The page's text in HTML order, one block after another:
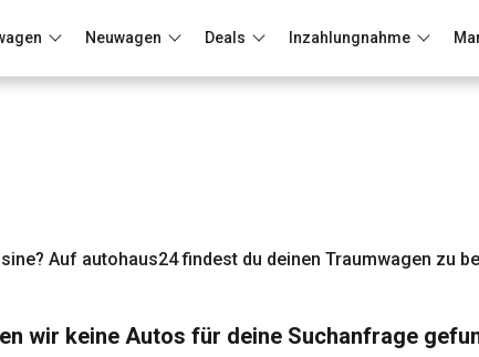
Neuwagen Deals Inzahlungnahme
Auf autohaus24 findest du deinen Traumwagen zu
wir keine Autos für deine Suchanfrage